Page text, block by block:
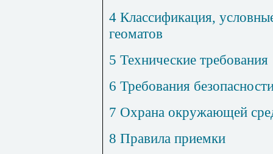
4 Классификация,
геоматов
5 Технические требования
6 Требования
7 Охрана окружающей
8 Правила приемки